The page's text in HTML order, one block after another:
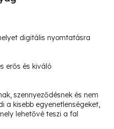
digitális nyomtatásra
erős és kiváló
szennyeződésnek és nem
a kisebb egyenetlenségeket,
lehetővé teszi a fal